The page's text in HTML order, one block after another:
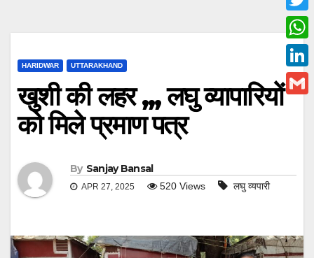
HARIDWAR UTTARAKHAND
खुशी की लहर ,,, लघु व्यापारियों
को मिले प्रमाण पत्र
By Sanjay Bansal
APR 27, 2025 520 Views लघु व्यपारी
a
c
e
b
T
w
i
W
h
a
L
n
i